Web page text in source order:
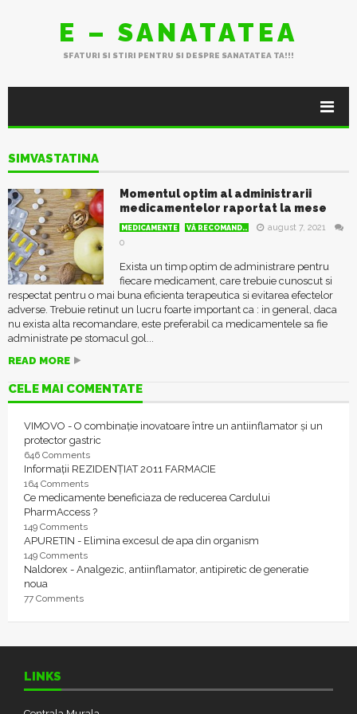
E – SANATATEA
SFATURI SI STIRI PENTRU SI DESPRE SANATATEA TA!!!
SIMVASTATINA
Momentul optim al administrarii
medicamentelor raportat la mese
MEDICAMENTE VĂ RECOMAND..
august 7, 2021
0
Exista un timp optim de administrare pentru
fiecare medicament, care trebuie cunoscut si
respectat pentru o mai buna eficienta terapeutica si evitarea efectelor
adverse. Trebuie retinut un lucru foarte important ca : in general, daca
nu exista alta recomandare, este preferabil ca medicamentele sa fie
administrate pe stomacul gol...
READ MORE
CELE MAI COMENTATE
VIMOVO - O combinație inovatoare între un antiinflamator și un
protector gastric
646 Comments
Informații REZIDENȚIAT 2011 FARMACIE
164 Comments
Ce medicamente beneficiaza de reducerea Cardului
PharmAccess ?
149 Comments
APURETIN - Elimina excesul de apa din organism
149 Comments
Naldorex - Analgezic, antiinflamator, antipiretic de generatie
noua
77 Comments
LINKS